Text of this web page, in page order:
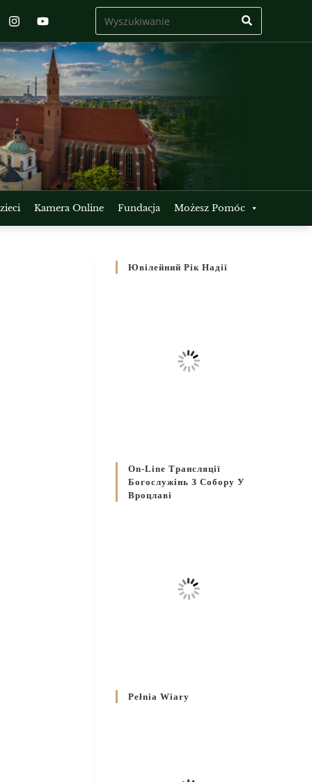
Kamera Online Fundacja Możesz Pomóc
Ювілейний Рік Надії
On-Line Трансляції
Богослужінь З Собору У
Вроцлаві
Pełnia Wiary